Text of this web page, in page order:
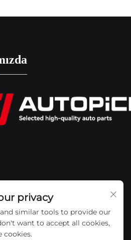
privacy
similar tools to provide our
want to accept all cookies,
cookies.